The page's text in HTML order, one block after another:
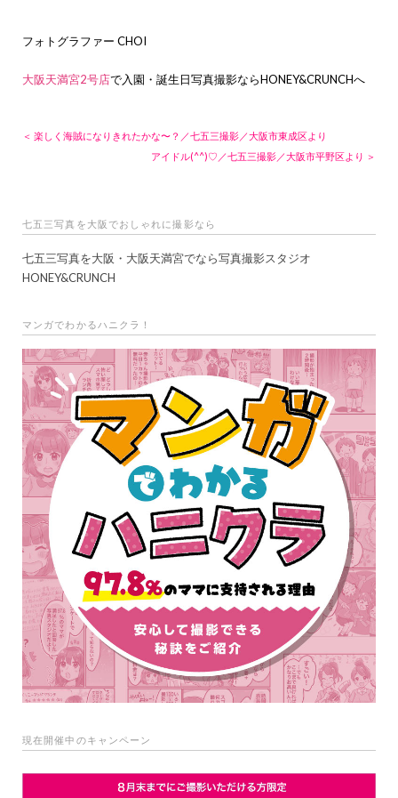
フォトグラファー CHOI
大阪天満宮2号店で入園・誕生日写真撮影ならHONEY&CRUNCHへ
＜ 楽しく海賊になりきれたかな〜？／七五三撮影／大阪市東成区より
アイドル(^^)♡／七五三撮影／大阪市平野区より ＞
七五三写真を大阪でおしゃれに撮影なら
七五三写真を大阪・大阪天満宮でなら写真撮影スタジオ
HONEY&CRUNCH
マンガでわかるハニクラ！
現在開催中のキャンペーン